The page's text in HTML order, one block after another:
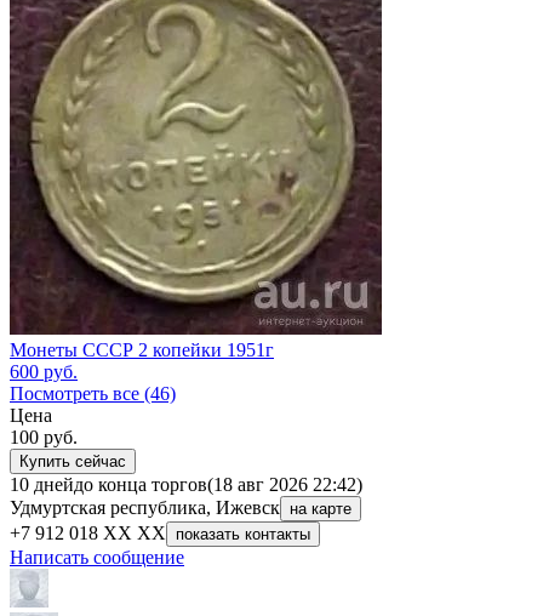
Монеты СССР 2 копейки 1951г
600 руб.
Посмотреть все (46)
Цена
100 руб.
Купить сейчас
10 днейдо конца торгов(18 авг 2026 22:42)
Удмуртская республика, Ижевск на карте
+7 912 018 XX XX показать контакты
Написать сообщение